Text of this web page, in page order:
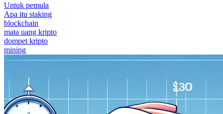
Untuk pemula
Apa itu staking
blockchain
mata uang kripto
dompet kripto
mining